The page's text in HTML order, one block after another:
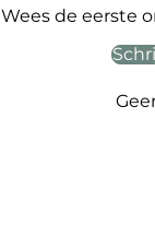
Wees de eerste